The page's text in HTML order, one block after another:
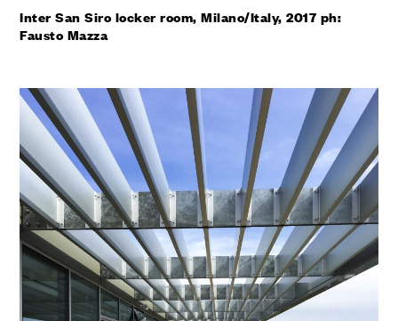
Inter San Siro locker room, Milano/Italy, 2017 ph:
Fausto Mazza